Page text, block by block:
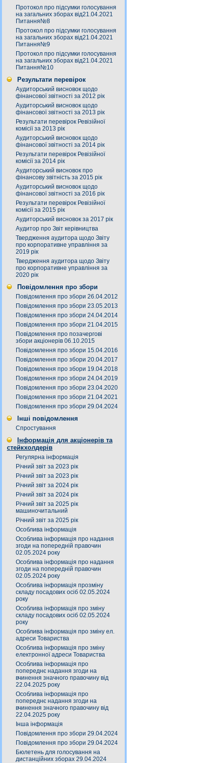
Протокол про підсумки голосування
на загальних зборах від21.04.2021
Питання№8
Протокол про підсумки голосування
на загальних зборах від21.04.2021
Питання№9
Протокол про підсумки голосування
на загальних зборах від21.04.2021
Питання№10
Результати перевірок
Аудиторський висновок щодо
фінансової звітності за 2012 рік
Аудиторський висновок щодо
фінансової звітності за 2013 рік
Результати перевірок Ревізійної
комісії за 2013 рік
Аудиторський висновок щодо
фінансової звітності за 2014 рік
Результати перевірок Ревізійної
комісії за 2014 рік
Аудиторський висновок про
фінансову звітність за 2015 рік
Аудиторський висновок щодо
фінансової звітності за 2016 рік
Результати перевірок Ревізійної
комісії за 2015 рік
Аудиторський висновок за 2017 рік
Аудитор про Звіт керівництва
Твердження аудитора щодо Звіту
про корпоративне управління за
2019 рік
Твердження аудитора щодо Звіту
про корпоративне управління за
2020 рік
Повідомлення про збори
Повідомлення про збори 26.04.2012
Повідомлення про збори 23.05.2013
Повідомлення про збори 24.04.2014
Повідомлення про збори 21.04.2015
Повідомлення про позачергові
збори акціонерів 06.10.2015
Повідомлення про збори 15.04.2016
Повідомлення про збори 20.04.2017
Повідомлення про збори 19.04.2018
Повідомлення про збори 24.04.2019
Повідомлення про збори 23.04.2020
Повідомлення про збори 21.04.2021
Повідомлення про збори 29.04.2024
Інші повідомлення
Спростування
Інформація для акціонерів та
стейкхолдерів
Регулярна інформація
Річний звіт за 2023 рік
Річний звіт за 2023 рік
Річний звіт за 2024 рік
Річний звіт за 2024 рік
Річний звіт за 2025 рік
машиночитальний
Річний звіт за 2025 рік
Особлива інформація
Особлива інформація про надання
згоди на попередній правочин
02.05.2024 року
Особлива інформація про надання
згоди на попередній правочин
02.05.2024 року
Особлива інформація прозміну
складу посадових осіб 02.05.2024
року
Особлива інформація про зміну
складу посадових осіб 02.05.2024
року
Особлива інформація про зміну ел.
адреси Товариства
Особлива інформація про зміну
електронної адреси Товариства
Особлива інформація про
попереднє надання згоди на
вчинення значного правочину від
22.04.2025 року
Особлива інформація про
попереднє надання згоди на
вчинення значного правочину від
22.04.2025 року
Інша інформація
Повідомлення про збори 29.04.2024
Повідомлення про збори 29.04.2024
Бюлетень для голосування на
дистанційних зборах 29.04.2024